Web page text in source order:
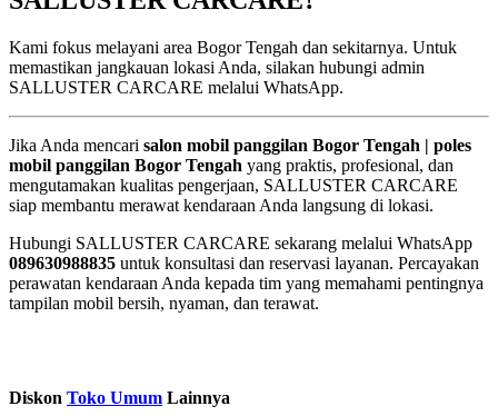
Kami fokus melayani area Bogor Tengah dan sekitarnya. Untuk
memastikan jangkauan lokasi Anda, silakan hubungi admin
SALLUSTER CARCARE melalui WhatsApp.
Jika Anda mencari salon mobil panggilan Bogor Tengah | poles
mobil panggilan Bogor Tengah yang praktis, profesional, dan
mengutamakan kualitas pengerjaan, SALLUSTER CARCARE
siap membantu merawat kendaraan Anda langsung di lokasi.
Hubungi SALLUSTER CARCARE sekarang melalui WhatsApp
089630988835 untuk konsultasi dan reservasi layanan. Percayakan
perawatan kendaraan Anda kepada tim yang memahami pentingnya
tampilan mobil bersih, nyaman, dan terawat.
Diskon Toko Umum Lainnya